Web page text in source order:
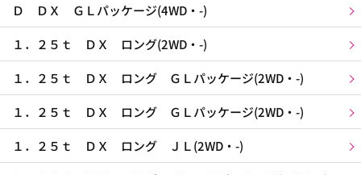
Ｄ ＤＸ ＧＬパッケージ(4WD・-)
１．２５ｔ ＤＸ ロング(2WD・-)
１．２５ｔ ＤＸ ロング ＧＬパッケージ(2WD・-)
１．２５ｔ ＤＸ ロング ＧＬパッケージ(2WD・-)
１．２５ｔ ＤＸ ロング ＪＬ(2WD・-)